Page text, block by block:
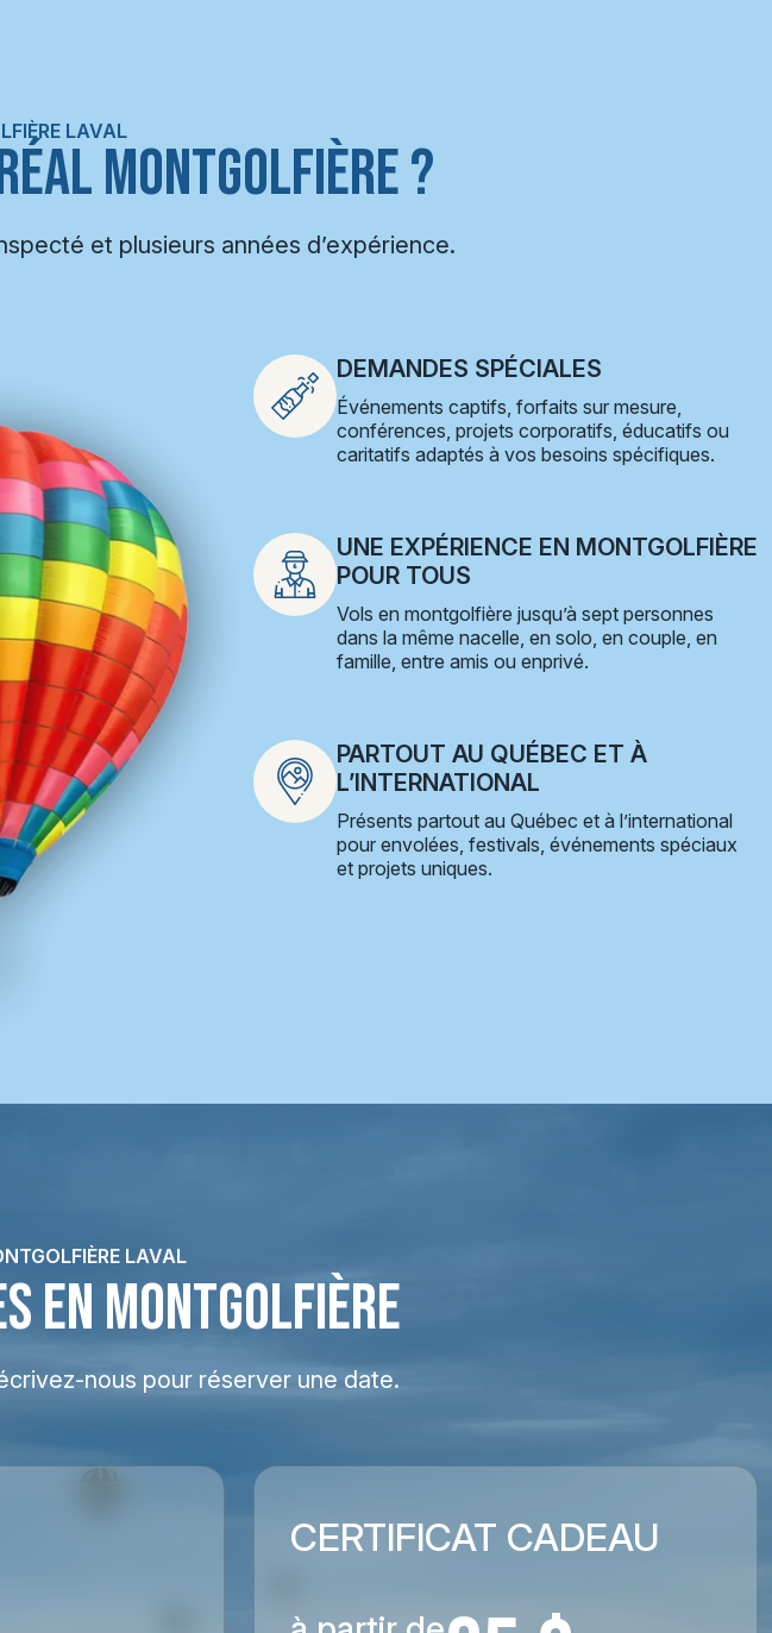
LAVAL
MONTGOLFIÈRE ?
et plusieurs années d’expérience.
DEMANDES SPÉCIALES
Événements captifs, forfaits sur mesure,
conférences, projets corporatifs, éducatifs ou
caritatifs adaptés à vos besoins spécifiques.
UNE EXPÉRIENCE EN MONTGOLFIÈRE
POUR TOUS
Vols en montgolfière jusqu’à sept personnes
dans la même nacelle, en solo, en couple, en
famille, entre amis ou enprivé.
PARTOUT AU QUÉBEC ET À
L’INTERNATIONAL
Présents partout au Québec et à l’international
pour envolées, festivals, événements spéciaux
et projets uniques.
LAVAL
EN MONTGOLFIÈRE
nous pour réserver une date.
CERTIFICAT CADEAU